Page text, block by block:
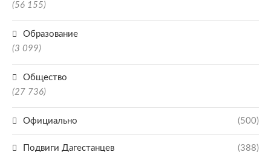
(56 155)
Образование
(3 099)
Общество
(27 736)
Официально (500)
Подвиги Дагестанцев (388)